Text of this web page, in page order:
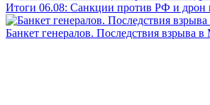
Итоги 06.08: Санкции против РФ и дрон
Банкет генералов. Последствия взрыва в